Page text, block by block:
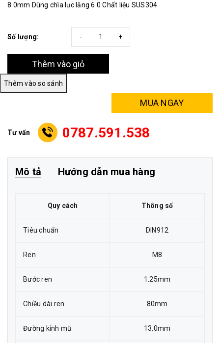
8.0mm Dùng chìa lục lăng 6.0 Chất liệu SUS304
Số lượng: +
-
Thêm vào giỏ
MUA NGAY
Tư vấn 0787.591.538
Mô tả Hướng dẫn mua hàng
Quy cách Thông số
Tiêu chuẩn DIN912
Ren M8
Bước ren 1.25mm
Chiều dài ren 80mm
Đường kính mũ 13.0mm